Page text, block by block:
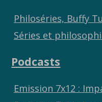
Philoséries, Buffy
Séries et
Podcasts
Emission 7x12 :